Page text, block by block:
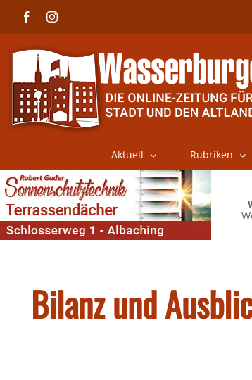
FacebookInstagram
Aktuell Rubriken
Bilanz und